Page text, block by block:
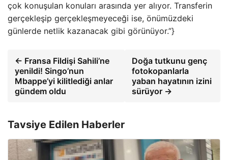
çok konuşulan konuları arasında yer alıyor. Transferin
gerçekleşip gerçekleşmeyeceği ise, önümüzdeki
günlerde netlik kazanacak gibi görünüyor.”}
← Fransa Fildişi Sahili’ne
yenildi! Singo’nun
Mbappe’yi kilitlediği anlar
gündem oldu
Doğa tutkunu genç
fotokopanlarla
yaban hayatının izini
sürüyor →
Tavsiye Edilen Haberler